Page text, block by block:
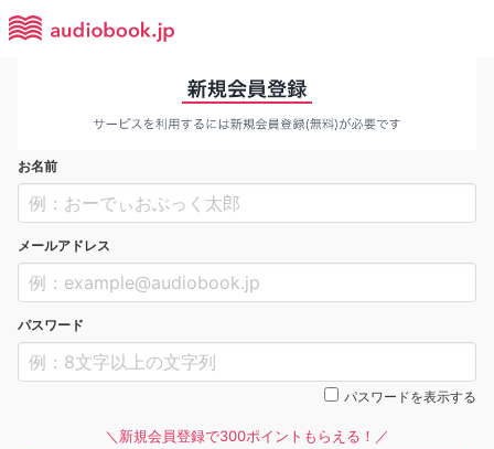
お名前
メールアドレス
パスワード
パスワードを表示する
＼新規会員登録で300ポイントもらえる！／